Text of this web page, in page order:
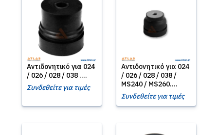
Αντιδονητικό για 024
/ 026 / 028 / 038 ....
Συνδεθείτε για τιμές
Αντιδονητικό για 024
/ 026 / 028 / 038 /
MS240 / MS260....
Συνδεθείτε για τιμές